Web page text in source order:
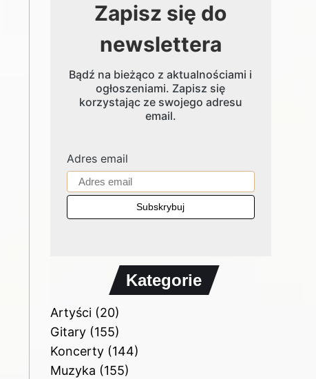
Zapisz się do
newslettera
Bądź na bieżąco z aktualnościami i
ogłoszeniami. Zapisz się
korzystając ze swojego adresu
email.
Adres email
Kategorie
Artyści(20)
Gitary(155)
Koncerty(144)
Muzyka (155)